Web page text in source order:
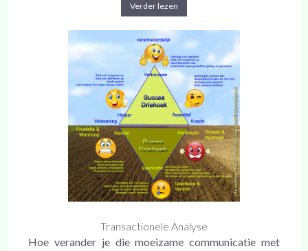
Verder lezen
Transactionele Analyse
Hoe verander je die moeizame communicatie met